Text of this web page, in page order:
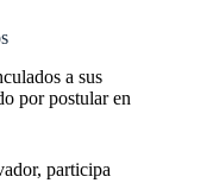
a sus
por postular en
participa